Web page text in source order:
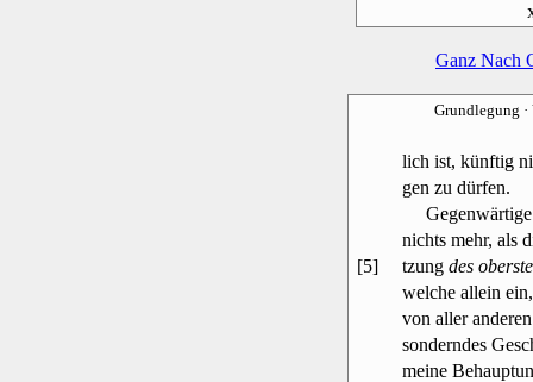
Ganz Nach
Grundlegung
lich ist, künftig
gen zu dürfen.
Gegenwärtige
nichts mehr, als
[5]
tzung des
welche allein
von aller
sonderndes
meine